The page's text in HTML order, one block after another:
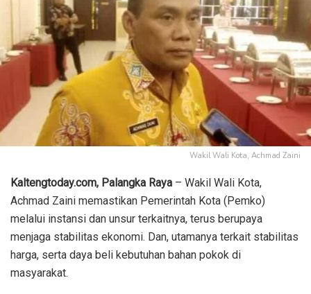
Wakil Wali Kota, Achmad Zaini
Kaltengtoday.com, Palangka Raya – Wakil Wali Kota,
Achmad Zaini memastikan Pemerintah Kota (Pemko)
melalui instansi dan unsur terkaitnya, terus berupaya
menjaga stabilitas ekonomi. Dan, utamanya terkait stabilitas
harga, serta daya beli kebutuhan bahan pokok di
masyarakat.